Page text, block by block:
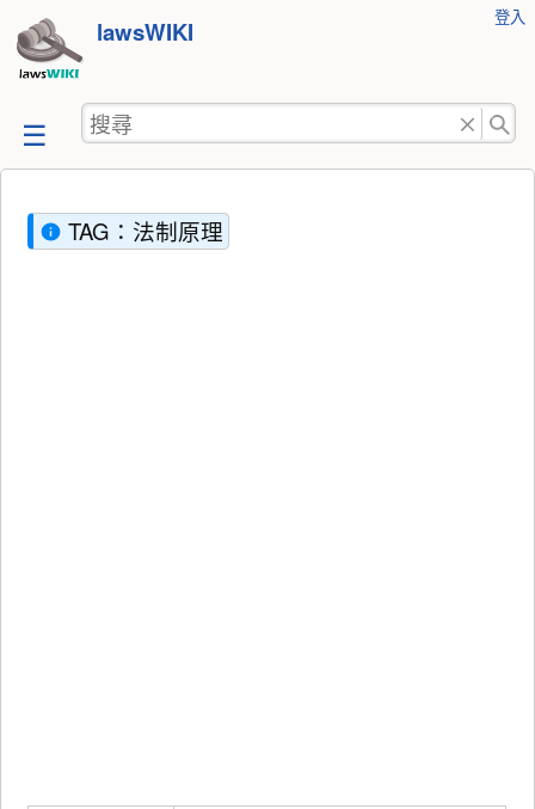
跳
至
容
lawsWIKI
工
登入
搜
尋
TAG：法制原理